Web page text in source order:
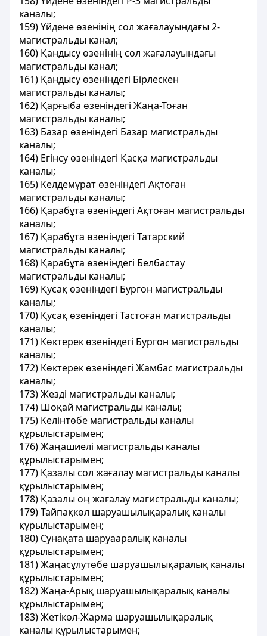
каналы;
159) Үйдене өзенінің сол жағалауындағы 2-
магистральды канал;
160) Қандысу өзенінің сол жағалауындағы
магистральды канал;
161) Қандысу өзеніндегі Бірлескен
магистральды каналы;
162) Қарғыба өзеніндегі Жаңа-Тоған
магистральды каналы;
163) Базар өзеніндегі Базар магистральды
каналы;
164) Егінсу өзеніндегі Қасқа магистральды
каналы;
165) Келдемұрат өзеніндегі Ақтоған
магистральды каналы;
166) Қарабұта өзеніндегі Ақтоған магистральды
каналы;
167) Қарабұта өзеніндегі Татарский
магистральды каналы;
168) Қарабұта өзеніндегі Белбастау
магистральды каналы;
169) Қусақ өзеніндегі Бургон магистральды
каналы;
170) Қусақ өзеніндегі Тастоған магистральды
каналы;
171) Көктерек өзеніндегі Бургон магистральды
каналы;
172) Көктерек өзеніндегі Жамбас магистральды
каналы;
173) Жезді магистральды каналы;
174) Шоқай магистральды каналы;
175) Келінтөбе магистральды каналы
құрылыстарымен;
176) Жаңашиелі магистральды каналы
құрылыстарымен;
177) Қазалы сол жағалау магистральды каналы
құрылыстарымен;
178) Қазалы оң жағалау магистральды каналы;
179) Тайпақкөл шаруашылықаралық каналы
құрылыстарымен;
180) Сунақата шаруааралық каналы
құрылыстарымен;
181) Жаңасұлутөбе шаруашылықаралық каналы
құрылыстарымен;
182) Жаңа-Арық шаруашылықаралық каналы
құрылыстарымен;
183) Жетікөл-Жарма шаруашылықаралық
каналы құрылыстарымен;